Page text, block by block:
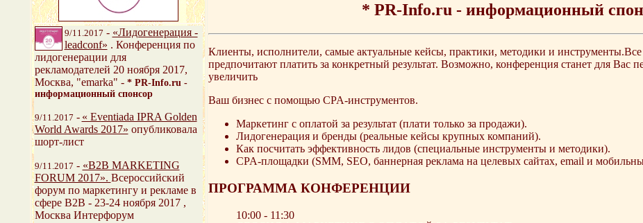
9/11.2017 - «Лидогенерация -
leadconf» . Конференция по
лидогенерации для
рекламодателей 20 ноября 2017,
Москва, "emarka" - * PR-Info.ru -
информационный спонсор
9/11.2017 - « Eventiada IPRA Golden
World Awards 2017» опубликовала
шорт-лист
9/11.2017 - «B2B MARKETING
FORUM 2017». Всероссийский
форум по маркетингу и рекламе в
сфере B2B - 23-24 ноября 2017 ,
Москва Интерфорум
* PR-Info.ru - информационный
Клиенты, исполнители, самые актуальные кейсы, практики, методики и инструменты.Все
предпочитают платить за конкретный результат. Возможно, конференция станет для
увеличить
Ваш бизнес с помощью CPA-инструментов.
Маркетинг с оплатой за результат (плати только за продажи).
Лидогенерация и бренды (реальные кейсы крупных компаний).
Как посчитать эффективность лидов (специальные инструменты и методики).
CPA-площадки (SMM, SEO, баннерная реклама на целевых сайтах, email и
ПРОГРАММА КОНФЕРЕНЦИИ
10:00 - 11:30